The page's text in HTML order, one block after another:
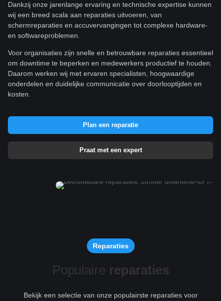
Dankzij onze jarenlange ervaring en technische expertise kunnen
wij een breed scala aan reparaties uitvoeren, van
schermreparaties en accuvervangingen tot complexe hardware-
en softwareproblemen.
Voor organisaties zijn snelle en betrouwbare reparaties essentieel
om downtime te beperken en medewerkers productief te houden.
Daarom werken wij met ervaren specialisten, hoogwaardige
onderdelen en duidelijke communicatie over doorlooptijden en
kosten.
Plan een reparatie
Praat met een expert
Reparaties
Populaire reparaties
Bekijk een selectie van onze populairste reparaties voor